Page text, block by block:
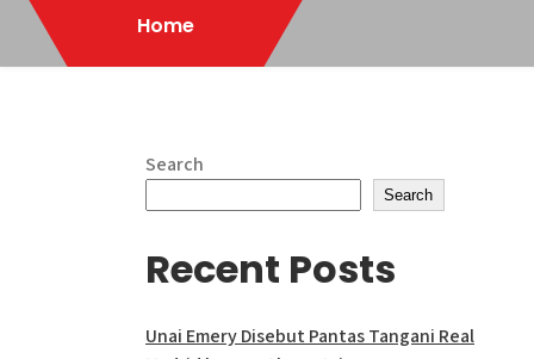
Home
Search
Search
Recent Posts
Unai Emery Disebut Pantas Tangani Real